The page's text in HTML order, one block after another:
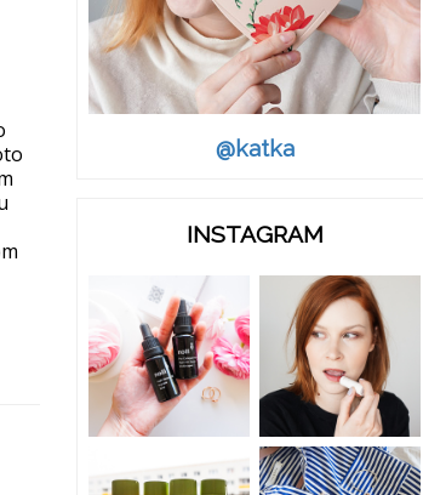
@katka
INSTAGRAM